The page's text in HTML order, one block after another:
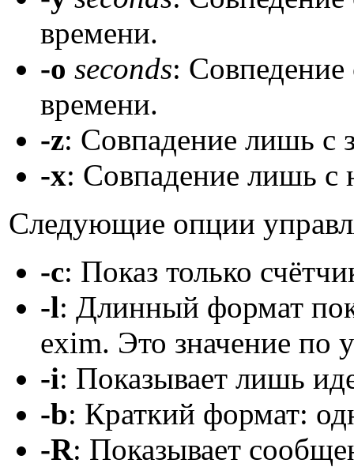
времени.
-o seconds:
времени.
-z: Совпадение лишь
-x: Совпадение лишь
Следующие опции
-c: Показ только
-l: Длинный формат
exim. Это значение по
-i: Показывает лишь
-b: Краткий формат:
-R: Показывает